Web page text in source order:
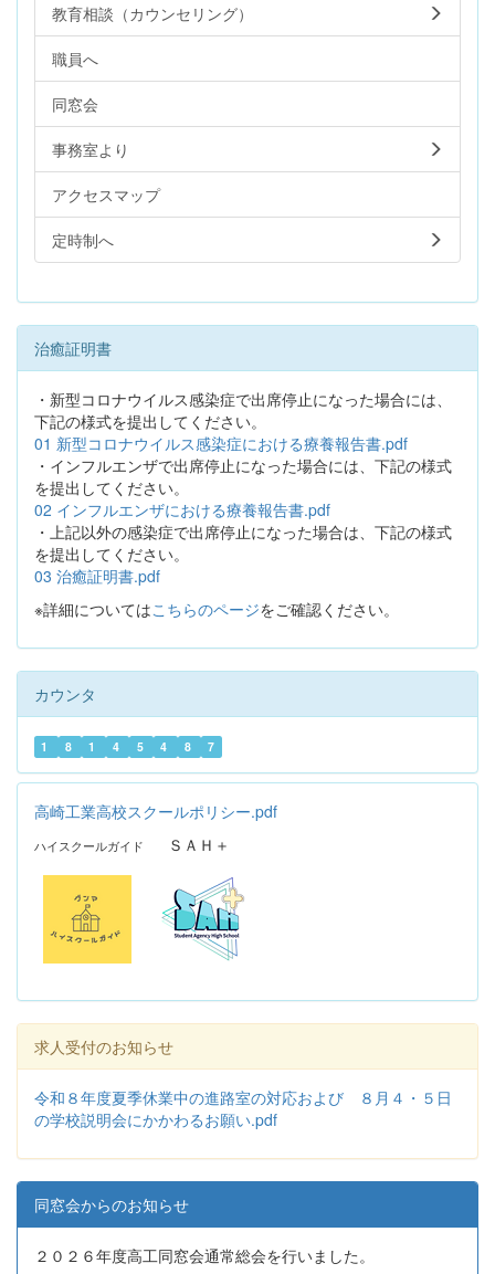
教育相談（カウンセリング）
職員へ
同窓会
事務室より
アクセスマップ
定時制へ
治癒証明書
・新型コロナウイルス感染症で出席停止になった場合には、
下記の様式を提出してください。
01 新型コロナウイルス感染症における療養報告書.pdf
・インフルエンザで出席停止になった場合には、下記の様式
を提出してください。
02 インフルエンザにおける療養報告書.pdf
・上記以外の感染症で出席停止になった場合は、下記の様式
を提出してください。
03 治癒証明書.pdf
※詳細についてはこちらのページをご確認ください。
カウンタ
1 8 1 4 5 4 8 7
高崎工業高校スクールポリシー.pdf
ハイスクールガイド ＳＡＨ＋
求人受付のお知らせ
令和８年度夏季休業中の進路室の対応および ８月４・５日
の学校説明会にかかわるお願い.pdf
同窓会からのお知らせ
２０２６年度高工同窓会通常総会を行いました。